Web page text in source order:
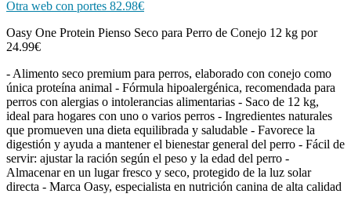
Otra web con portes 82.98€
Oasy One Protein Pienso Seco para Perro de Conejo 12 kg por
24.99€
- Alimento seco premium para perros, elaborado con conejo como
única proteína animal - Fórmula hipoalergénica, recomendada para
perros con alergias o intolerancias alimentarias - Saco de 12 kg,
ideal para hogares con uno o varios perros - Ingredientes naturales
que promueven una dieta equilibrada y saludable - Favorece la
digestión y ayuda a mantener el bienestar general del perro - Fácil de
servir: ajustar la ración según el peso y la edad del perro -
Almacenar en un lugar fresco y seco, protegido de la luz solar
directa - Marca Oasy, especialista en nutrición canina de alta calidad